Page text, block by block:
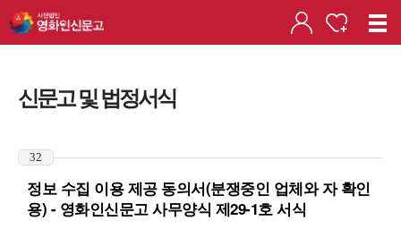
신문고 및 법정서식
32
정보 수집 이용 제공 동의서(분쟁중인 업체와 자 확인
용) - 영화인신문고 사무양식 제29-1호 서식